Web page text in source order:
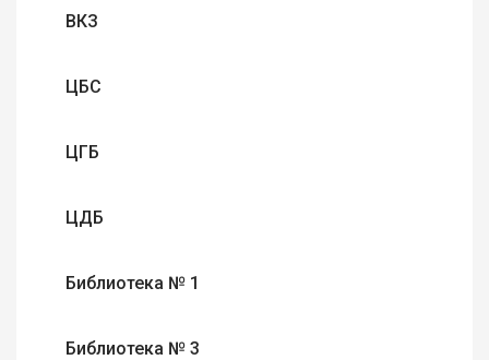
ВКЗ
ЦБС
ЦГБ
ЦДБ
Библиотека № 1
Библиотека № 3